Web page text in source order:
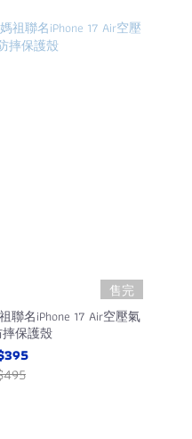
售完
聯名iPhone 17 Air空壓氣
保護殼